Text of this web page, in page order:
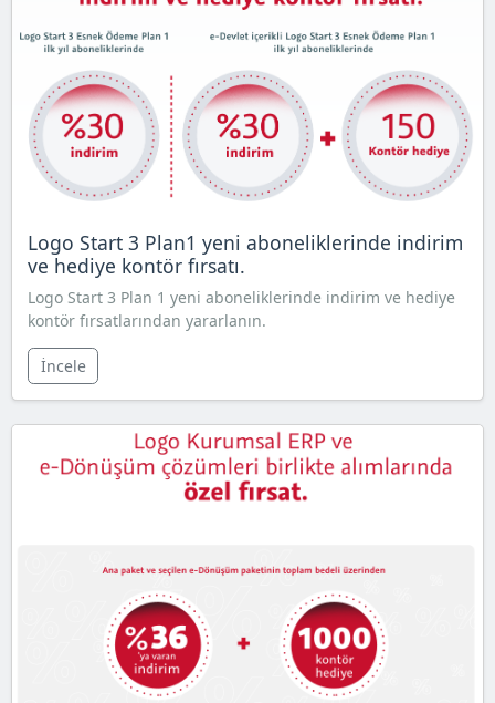
Logo Start 3 Plan1 yeni aboneliklerinde indirim
ve hediye kontör fırsatı.
Logo Start 3 Plan 1 yeni aboneliklerinde indirim ve hediye
kontör fırsatlarından yararlanın.
İncele